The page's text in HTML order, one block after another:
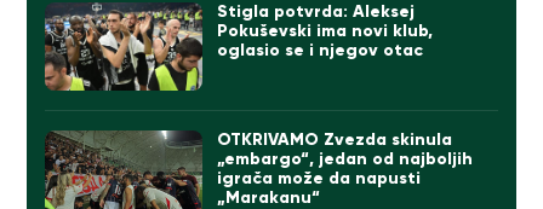
Stigla potvrda: Aleksej
Pokuševski ima novi klub,
oglasio se i njegov otac
OTKRIVAMO Zvezda skinula
„embargo“, jedan od najboljih
igrača može da napusti
„Marakanu“